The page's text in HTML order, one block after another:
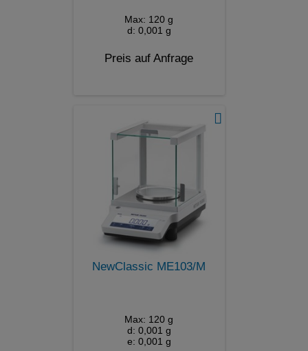
Max: 120 g
d: 0,001 g
Preis auf Anfrage
NewClassic ME103/M
Max: 120 g
d: 0,001 g
e: 0,001 g